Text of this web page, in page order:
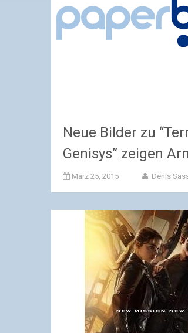
Neue Bilder zu
Genisys” zeigen
März 25, 2015 Denis